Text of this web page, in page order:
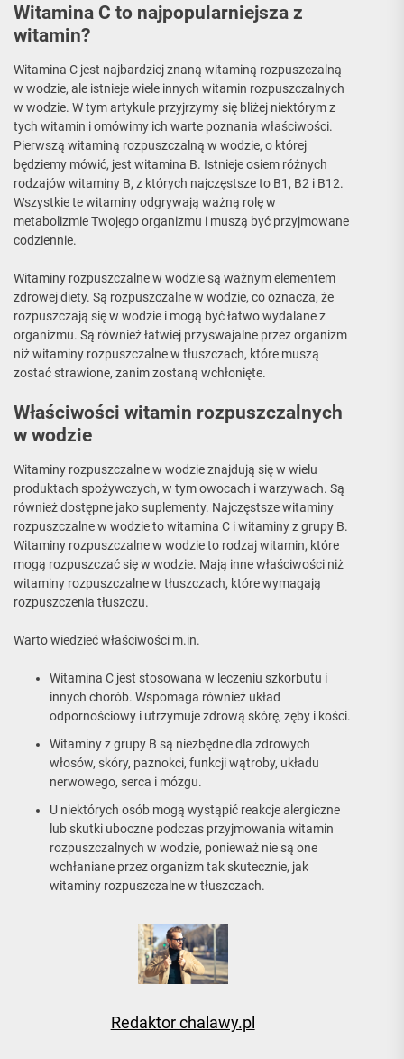
Witamina C to najpopularniejsza z
witamin?
Witamina C jest najbardziej znaną witaminą rozpuszczalną
w wodzie, ale istnieje wiele innych witamin rozpuszczalnych
w wodzie. W tym artykule przyjrzymy się bliżej niektórym z
tych witamin i omówimy ich warte poznania właściwości.
Pierwszą witaminą rozpuszczalną w wodzie, o której
będziemy mówić, jest witamina B. Istnieje osiem różnych
rodzajów witaminy B, z których najczęstsze to B1, B2 i B12.
Wszystkie te witaminy odgrywają ważną rolę w
metabolizmie Twojego organizmu i muszą być przyjmowane
codziennie.
Witaminy rozpuszczalne w wodzie są ważnym elementem
zdrowej diety. Są rozpuszczalne w wodzie, co oznacza, że
rozpuszczają się w wodzie i mogą być łatwo wydalane z
organizmu. Są również łatwiej przyswajalne przez organizm
niż witaminy rozpuszczalne w tłuszczach, które muszą
zostać strawione, zanim zostaną wchłonięte.
Właściwości witamin rozpuszczalnych
w wodzie
Witaminy rozpuszczalne w wodzie znajdują się w wielu
produktach spożywczych, w tym owocach i warzywach. Są
również dostępne jako suplementy. Najczęstsze witaminy
rozpuszczalne w wodzie to witamina C i witaminy z grupy B.
Witaminy rozpuszczalne w wodzie to rodzaj witamin, które
mogą rozpuszczać się w wodzie. Mają inne właściwości niż
witaminy rozpuszczalne w tłuszczach, które wymagają
rozpuszczenia tłuszczu.
Warto wiedzieć właściwości m.in.
Witamina C jest stosowana w leczeniu szkorbutu i
innych chorób. Wspomaga również układ
odpornościowy i utrzymuje zdrową skórę, zęby i kości.
Witaminy z grupy B są niezbędne dla zdrowych
włosów, skóry, paznokci, funkcji wątroby, układu
nerwowego, serca i mózgu.
U niektórych osób mogą wystąpić reakcje alergiczne
lub skutki uboczne podczas przyjmowania witamin
rozpuszczalnych w wodzie, ponieważ nie są one
wchłaniane przez organizm tak skutecznie, jak
witaminy rozpuszczalne w tłuszczach.
Redaktor chalawy.pl